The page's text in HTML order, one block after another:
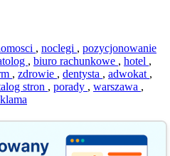
, noclegi , pozycjonowanie
, biuro rachunkowe , hotel ,
, zdrowie , dentysta , adwokat ,
stron , porady , warszawa ,